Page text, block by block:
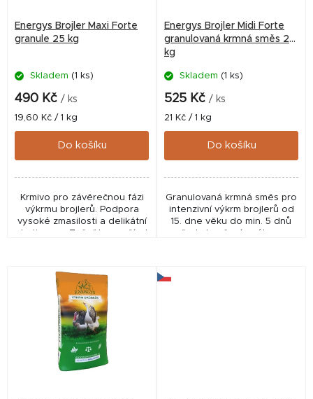
o
Energys Brojler Maxi Forte
granule 25 kg
Skladem (1 ks)
490 Kč / ks
Měrná
cena:
19,60 Kč / 1 kg
Do košíku
Krmivo pro závěrečnou fázi
výkrmu brojlerů. Podpora
vysoké zmasilosti a delikátní
chuti masa. Začněte používat
Energys Brojler Midi Forte
granulovaná krmná směs 25
kg
Skladem (1 ks)
525 Kč / ks
Měrná
cena:
21 Kč / 1 kg
Do košíku
Granulovaná krmná směs pro
intenzivní výkrm brojlerů od
15. dne věku do min. 5 dnů
před ukončením výkrmu.